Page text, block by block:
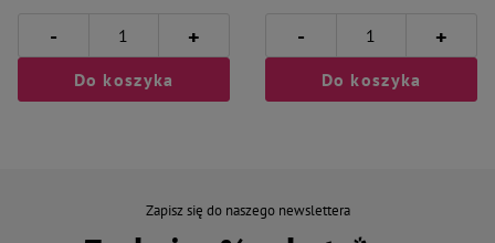
- +
Do koszyka
- +
Do koszyka
Zapisz się do naszego newslettera